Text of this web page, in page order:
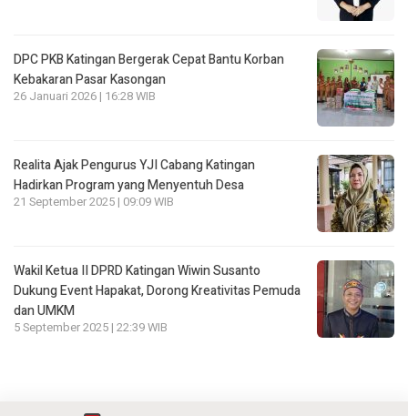
DPC PKB Katingan Bergerak Cepat Bantu Korban
Kebakaran Pasar Kasongan
26 Januari 2026 | 16:28 WIB
Realita Ajak Pengurus YJI Cabang Katingan
Hadirkan Program yang Menyentuh Desa
21 September 2025 | 09:09 WIB
Wakil Ketua II DPRD Katingan Wiwin Susanto
Dukung Event Hapakat, Dorong Kreativitas Pemuda
dan UMKM
5 September 2025 | 22:39 WIB